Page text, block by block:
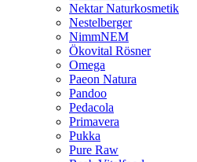
Nektar Naturkosmetik
Nestelberger
NimmNEM
Ökovital Rösner
Omega
Paeon Natura
Pandoo
Pedacola
Primavera
Pukka
Pure Raw